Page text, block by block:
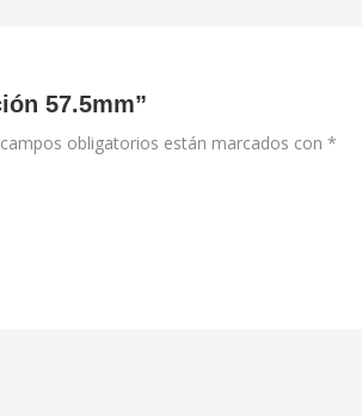
57.5mm”
obligatorios están marcados con *